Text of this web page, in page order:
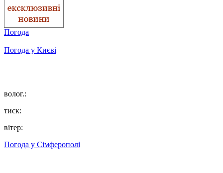
Погода
Погода у Києві
волог.:
тиск:
вітер:
Погода у Сімферополі